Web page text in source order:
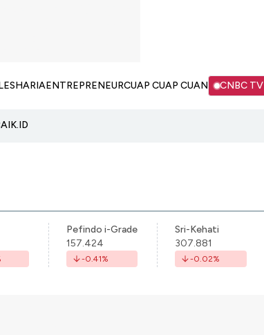
SHARIAENTREPRENEURCUAP CUAP CUAN CNBC TV
Pefindo i-Grade
157.424
-0.41%
Sri-Kehati
307.881
-0.02%